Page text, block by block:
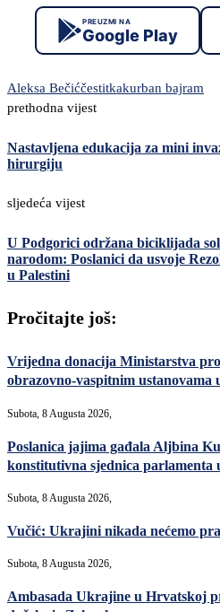
PREUZMI NA
Google Play
Aleksa Bečićčestitkakurban bajram
prethodna vijest
Nastavljena edukacija za mini
hirurgiju
sljedeća vijest
U Podgorici održana biciklijada
narodom: Poslanici da usvoje
u Palestini
Pročitajte još:
Vrijedna donacija Ministarstva
obrazovno-vaspitnim
Subota, 8 Augusta 2026,
Poslanica jajima gađala Aljbina
konstitutivna sjednica parlamenta
Subota, 8 Augusta 2026,
Vučić: Ukrajini nikada nećemo
Subota, 8 Augusta 2026,
Ambasada Ukrajine u Hrvatskoj